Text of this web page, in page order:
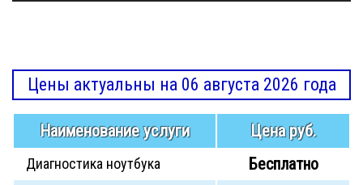
Цены актуальны на 06 августа 2026 года
Наименование услуги Цена руб.
Диагностика ноутбука Бесплатно